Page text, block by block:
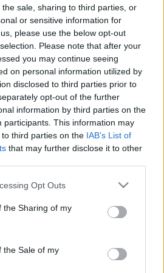
sale, sharing to third parties, or
or sensitive information for
please use the below opt-out
Please note that after your
you may continue seeing
on personal information utilized by
disclosed to third parties prior to
opt-out of the further
information by third parties on the
participants. This information may
third parties on the IAB’s List of
that may further disclose it to other
app uses one or more Google
usage behaviour. You may click to
Google and its third-party tags to
specified purposes in below Google
Opt Outs
the Sharing of my
the Sale of my